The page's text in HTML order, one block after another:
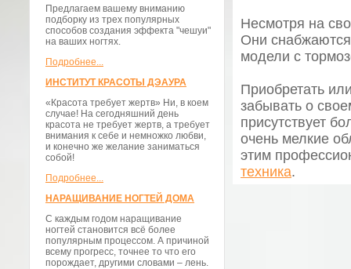
Предлагаем вашему вниманию
подборку из трех популярных
способов создания эффекта "чешуи"
на ваших ногтях.
Подробнее...
ИНСТИТУТ КРАСОТЫ ДЭАУРА
«Красота требует жертв» Ни, в коем
случае! На сегодняшний день
красота не требует жертв, а требует
внимания к себе и немножко любви,
и конечно же желание заниматься
собой!
Подробнее...
НАРАЩИВАНИЕ НОГТЕЙ ДОМА
С каждым годом наращивание
ногтей становится всё более
популярным процессом. А причиной
всему прогресс, точнее то что его
порождает, другими словами – лень.
Несмотря на
Они
модели с
Приобретать
забывать о
присутствует
очень мелкие
этим
техника.